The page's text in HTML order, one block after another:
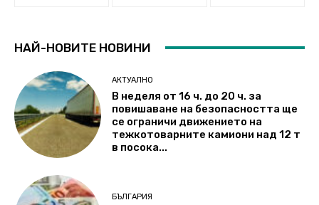
НАЙ-НОВИТЕ НОВИНИ
АКТУАЛНО
В неделя от 16 ч. до 20 ч. за
повишаване на безопасността ще
се ограничи движението на
тежкотоварните камиони над 12 т
в посока...
БЪЛГАРИЯ